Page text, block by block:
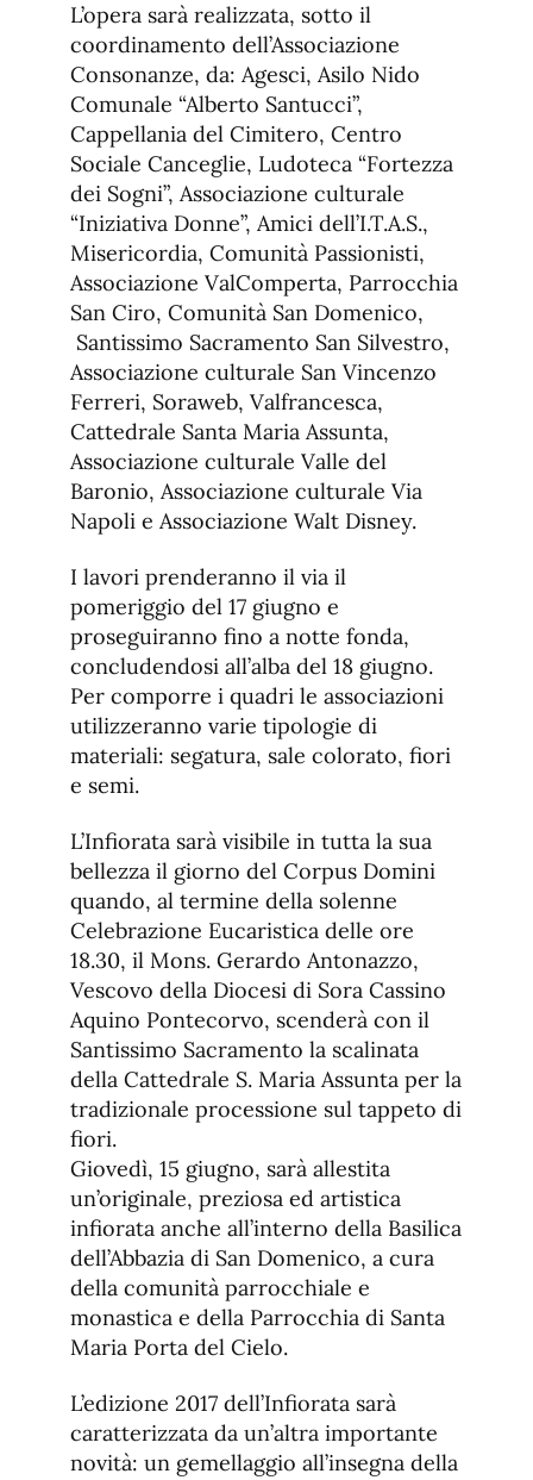
L’opera sarà realizzata, sotto il
coordinamento dell’Associazione
Consonanze, da: Agesci, Asilo Nido
Comunale “Alberto Santucci”,
Cappellania del Cimitero, Centro
Sociale Canceglie, Ludoteca “Fortezza
dei Sogni”, Associazione culturale
“Iniziativa Donne”, Amici dell’I.T.A.S.,
Misericordia, Comunità Passionisti,
Associazione ValComperta, Parrocchia
San Ciro, Comunità San Domenico,
Santissimo Sacramento San Silvestro,
Associazione culturale San Vincenzo
Ferreri, Soraweb, Valfrancesca,
Cattedrale Santa Maria Assunta,
Associazione culturale Valle del
Baronio, Associazione culturale Via
Napoli e Associazione Walt Disney.
I lavori prenderanno il via il
pomeriggio del 17 giugno e
proseguiranno fino a notte fonda,
concludendosi all’alba del 18 giugno.
Per comporre i quadri le associazioni
utilizzeranno varie tipologie di
materiali: segatura, sale colorato, fiori
e semi.
L’Infiorata sarà visibile in tutta la sua
bellezza il giorno del Corpus Domini
quando, al termine della solenne
Celebrazione Eucaristica delle ore
18.30, il Mons. Gerardo Antonazzo,
Vescovo della Diocesi di Sora Cassino
Aquino Pontecorvo, scenderà con il
Santissimo Sacramento la scalinata
della Cattedrale S. Maria Assunta per la
tradizionale processione sul tappeto di
fiori.
Giovedì, 15 giugno, sarà allestita
un’originale, preziosa ed artistica
infiorata anche all’interno della Basilica
dell’Abbazia di San Domenico, a cura
della comunità parrocchiale e
monastica e della Parrocchia di Santa
Maria Porta del Cielo.
L’edizione 2017 dell’Infiorata sarà
caratterizzata da un’altra importante
novità: un gemellaggio all’insegna della